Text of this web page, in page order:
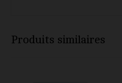
Produits similaires